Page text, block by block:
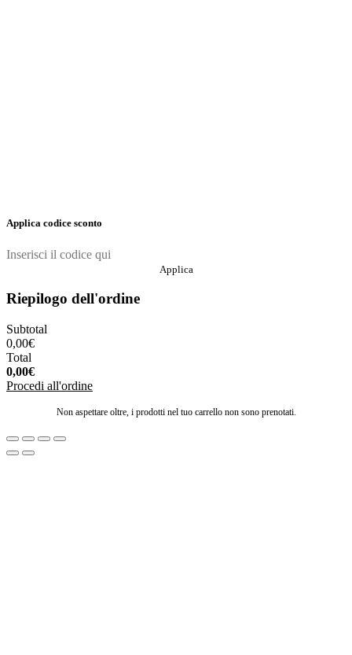
Applica codice sconto
Applica
Riepilogo dell'ordine
Subtotal
0,00€
Total
0,00€
Procedi all'ordine
Non aspettare oltre, i prodotti nel tuo carrello non sono prenotati.